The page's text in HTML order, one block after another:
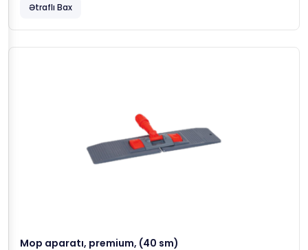
Ətraflı Bax
Mop aparatı, premium, (40 sm)